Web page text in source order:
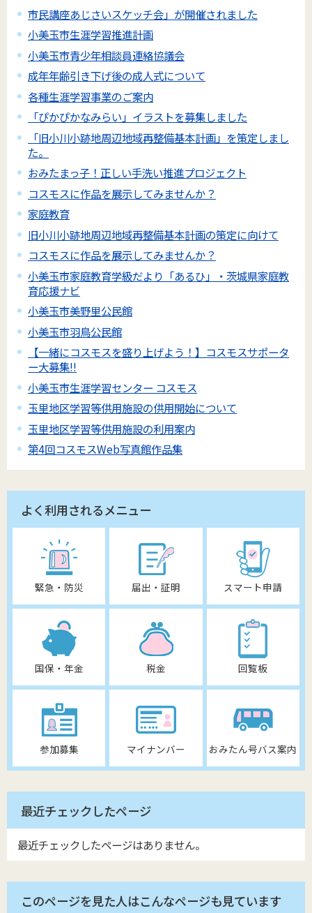
市民講座あじさいスケッチ会」が開催されました
小美玉市生涯学習推進計画
小美玉市青少年相談員連絡協議会
成年年齢引き下げ後の成人式について
各種生涯学習事業のご案内
「ぴかぴかなみらい」イラストを募集しました
「旧小川小跡地周辺地域再整備基本計画」を策定しまし
た。
おみたまっ子！正しい手洗い推進プロジェクト
コスモスに作品を展示してみませんか？
家庭教育
旧小川小跡地周辺地域再整備基本計画の策定に向けて
コスモスに作品を展示してみませんか？
小美玉市家庭教育学級だより「あるひ」・茨城県家庭教
育応援ナビ
小美玉市美野里公民館
小美玉市羽鳥公民館
【一緒にコスモスを盛り上げよう！】コスモスサポータ
ー大募集!!
小美玉市生涯学習センター コスモス
玉里地区学習等供用施設の供用開始について
玉里地区学習等供用施設の利用案内
第4回コスモスWeb写真館作品集
よく利用されるメニュー
緊急・防災 届出・証明 スマート申請
国保・年金 税金 回覧板
参加募集 マイナンバー おみたん号バス案内
最近チェックしたページ
最近チェックしたページはありません。
このページを見た人はこんなページも見ています